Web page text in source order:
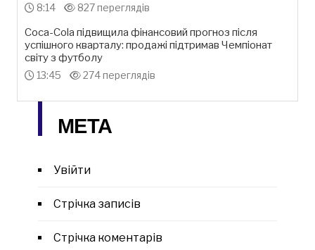
8:14 827 переглядів
Coca-Cola підвищила фінансовий прогноз після
успішного кварталу: продажі підтримав Чемпіонат
світу з футболу
13:45 274 переглядів
МЕТА
Увійти
Стрічка записів
Стрічка коментарів